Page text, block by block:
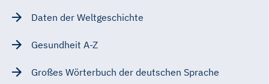
Daten der Weltgeschichte
Gesundheit A-Z
Großes Wörterbuch der deutschen Sprache